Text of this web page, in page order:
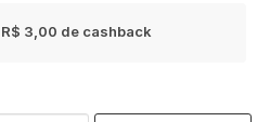
R$ 3,00 de cashback